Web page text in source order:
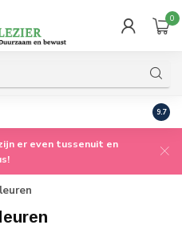
0
9.7
er even tussenuit en